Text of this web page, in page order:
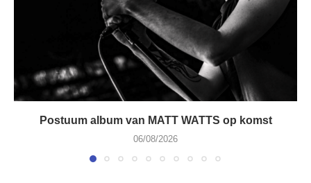
Postuum album van MATT WATTS op komst
06/08/2026